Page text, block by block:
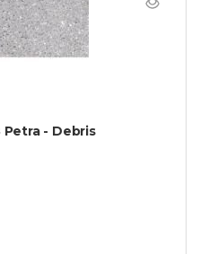
Petra - Debris